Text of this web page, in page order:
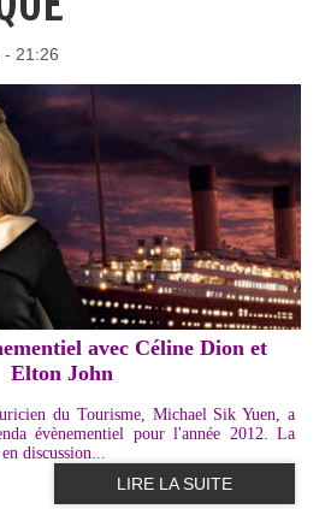
- 21:26
avec Céline Dion et
Elton John
du Tourisme, Michael Sik Yuen, a
évènementiel pour l'année 2012. La
discussion...
LIRE LA SUITE